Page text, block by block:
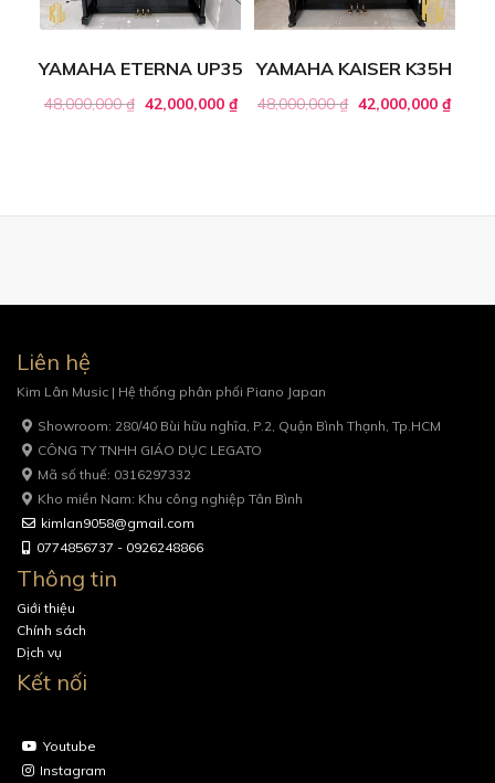
YAMAHA ETERNA UP35
48,000,000₫ 42,000,000 ₫
YAMAHA KAISER K35H
48,000,000₫ 42,000,000₫
Liên hệ
Kim Lân Music | Hệ thống phân phối Piano Japan
Showroom: 280/40 Bùi hữu nghĩa, P.2, Quận Bình Thạnh, Tp.HCM
CÔNG TY TNHH GIÁO DỤC LEGATO
Mã số thuế: 0316297332
Kho miền Nam: Khu công nghiệp Tân Bình
kimlan9058@gmail.com
0774856737 - 0926248866
Thông tin
Giới thiệu
Chính sách
Dịch vụ
Kết nối
Youtube
Instagram